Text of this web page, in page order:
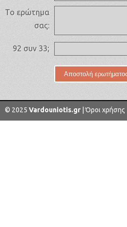
Το ερώτημα
σας:
92 συν 33;
© 2025 Vardouniotis.gr Όροι χρήσης